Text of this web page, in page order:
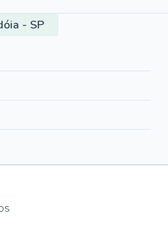
- SP